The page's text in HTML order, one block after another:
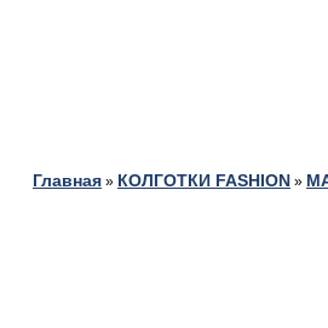
Главная » КОЛГОТКИ FASHION »